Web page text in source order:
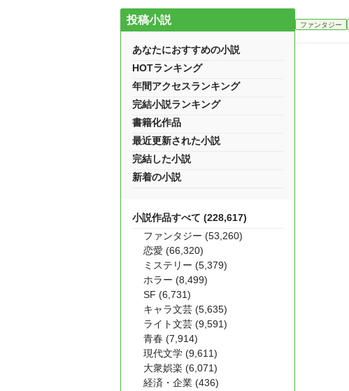
ファンタジー
投稿小説
あなたにおすすめの小説
HOTランキング
年間アクセスランキング
完結小説ランキング
書籍化作品
最近更新された小説
完結した小説
新着の小説
小説作品すべて (228,617)
ファンタジー (53,260)
恋愛 (66,320)
ミステリー (5,379)
ホラー (8,499)
SF (6,731)
キャラ文芸 (5,635)
ライト文芸 (9,591)
青春 (7,914)
現代文学 (9,611)
大衆娯楽 (6,071)
経済・企業 (436)